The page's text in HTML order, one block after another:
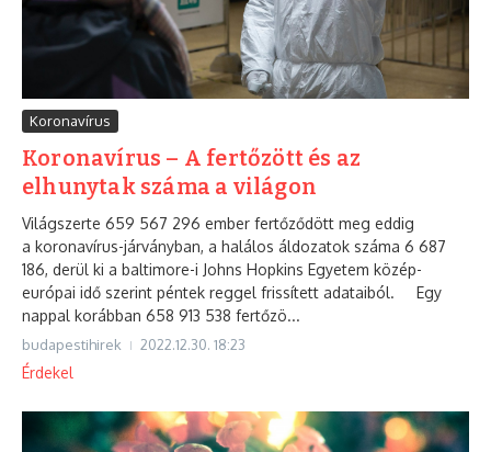
Koronavírus
Koronavírus – A fertőzött és az
elhunytak száma a világon
Világszerte 659 567 296 ember fertőződött meg eddig
a koronavírus-járványban, a halálos áldozatok száma 6 687
186, derül ki a baltimore-i Johns Hopkins Egyetem közép-
európai idő szerint péntek reggel frissített adataiból. Egy
nappal korábban 658 913 538 fertőzö...
budapestihirek 2022.12.30. 18:23
Érdekel